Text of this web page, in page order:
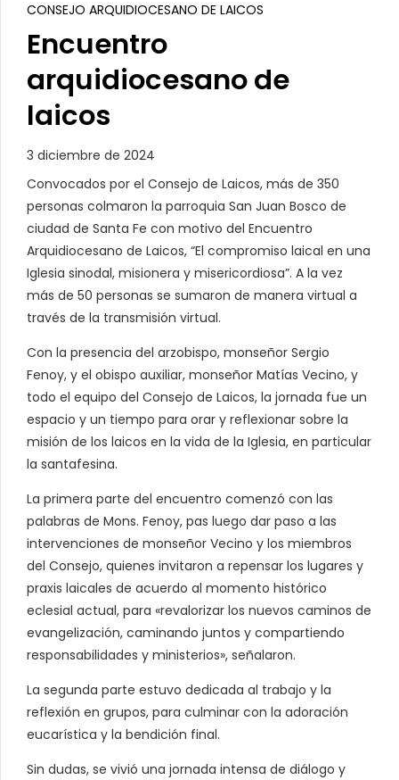
CONSEJO ARQUIDIOCESANO DE LAICOS
Encuentro
arquidiocesano de
laicos
3 diciembre de 2024
Convocados por el Consejo de Laicos, más de 350
personas colmaron la parroquia San Juan Bosco de
ciudad de Santa Fe con motivo del Encuentro
Arquidiocesano de Laicos, “El compromiso laical en una
Iglesia sinodal, misionera y misericordiosa”. A la vez
más de 50 personas se sumaron de manera virtual a
través de la transmisión virtual.
Con la presencia del arzobispo, monseñor Sergio
Fenoy, y el obispo auxiliar, monseñor Matías Vecino, y
todo el equipo del Consejo de Laicos, la jornada fue un
espacio y un tiempo para orar y reflexionar sobre la
misión de los laicos en la vida de la Iglesia, en particular
la santafesina.
La primera parte del encuentro comenzó con las
palabras de Mons. Fenoy, pas luego dar paso a las
intervenciones de monseñor Vecino y los miembros
del Consejo, quienes invitaron a repensar los lugares y
praxis laicales de acuerdo al momento histórico
eclesial actual, para «revalorizar los nuevos caminos de
evangelización, caminando juntos y compartiendo
responsabilidades y ministerios», señalaron.
La segunda parte estuvo dedicada al trabajo y la
reflexión en grupos, para culminar con la adoración
eucarística y la bendición final.
Sin dudas, se vivió una jornada intensa de diálogo y